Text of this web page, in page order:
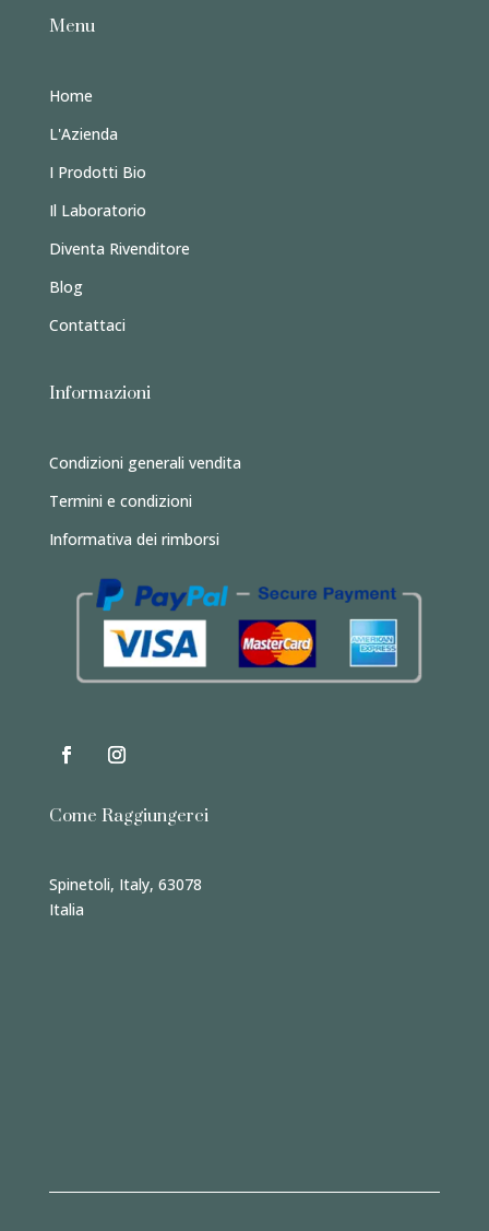
Menu
Home
L'Azienda
I Prodotti Bio
Il Laboratorio
Diventa Rivenditore
Blog
Contattaci
Informazioni
Condizioni generali vendita
Termini e condizioni
Informativa dei rimborsi
Come Raggiungerci
Spinetoli, Italy, 63078
Italia